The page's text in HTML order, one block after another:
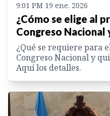
9:01 PM 19 ene. 2026
¿Cómo se elige al
Congreso Nacional
¿Qué se requiere para
Congreso Nacional y
Aquí los detalles.